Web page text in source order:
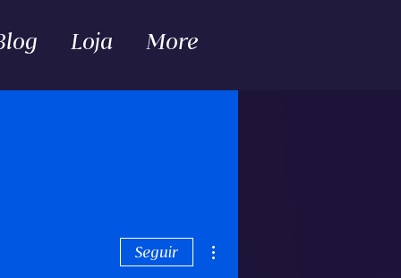
Loja More
Seguir